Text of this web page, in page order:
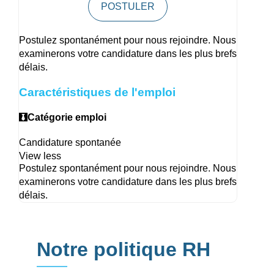
POSTULER
Postulez spontanément pour nous rejoindre. Nous
examinerons votre candidature dans les plus brefs
délais.
Caractéristiques de l'emploi
Catégorie emploi
Candidature spontanée
View less
Postulez spontanément pour nous rejoindre. Nous
examinerons votre candidature dans les plus brefs
délais.
Notre politique RH